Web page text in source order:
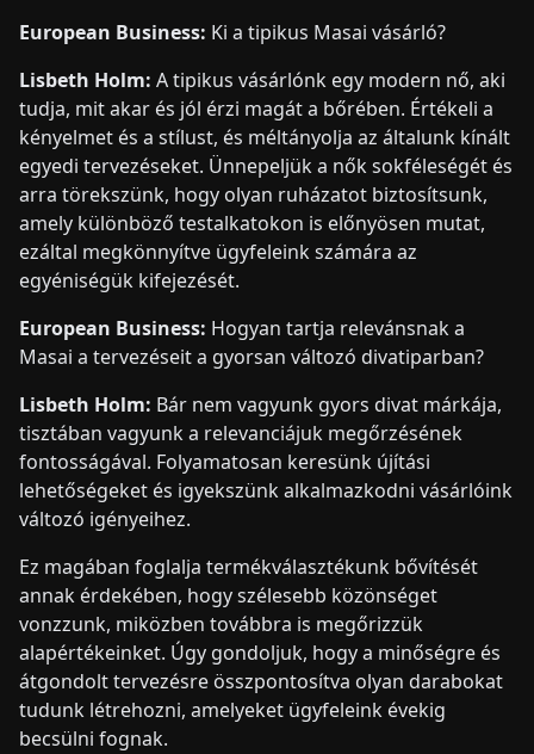
European Business: Ki a tipikus Masai vásárló?
Lisbeth Holm: A tipikus vásárlónk egy modern nő, aki
tudja, mit akar és jól érzi magát a bőrében. Értékeli a
kényelmet és a stílust, és méltányolja az általunk kínált
egyedi tervezéseket. Ünnepeljük a nők sokféleségét és
arra törekszünk, hogy olyan ruházatot biztosítsunk,
amely különböző testalkatokon is előnyösen mutat,
ezáltal megkönnyítve ügyfeleink számára az
egyéniségük kifejezését.
European Business: Hogyan tartja relevánsnak a
Masai a tervezéseit a gyorsan változó divatiparban?
Lisbeth Holm: Bár nem vagyunk gyors divat márkája,
tisztában vagyunk a relevanciájuk megőrzésének
fontosságával. Folyamatosan keresünk újítási
lehetőségeket és igyekszünk alkalmazkodni vásárlóink
változó igényeihez.
Ez magában foglalja termékválasztékunk bővítését
annak érdekében, hogy szélesebb közönséget
vonzzunk, miközben továbbra is megőrizzük
alapértékeinket. Úgy gondoljuk, hogy a minőségre és
átgondolt tervezésre összpontosítva olyan darabokat
tudunk létrehozni, amelyeket ügyfeleink évekig
becsülni fognak.